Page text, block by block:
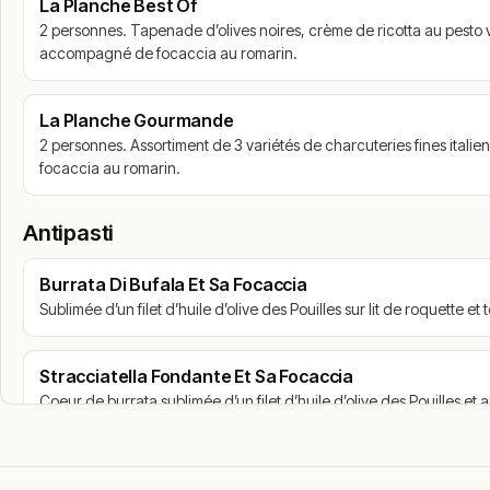
Conclusion
Les Moulins Bleus fait partie des restaurants italiens
La diversité de la carte permet de profiter aussi bien d’une
méditerranéenne.
Grâce à son emplacement privilégié et à son ambiance
repas gourmand au cœur de la ville.
!
Texte généré par intelligence artificielle, en attente de validation
Cette description peut contenir des erreurs, n'hésitez pas à nous aider
La Planche Best Of
2 personnes. Tapenade d’olives noires, crème de ricotta au
accompagné de focaccia au romarin.
La Planche Gourmande
2 personnes. Assortiment de 3 variétés de charcuteries fines
focaccia au romarin.
Antipasti
Burrata Di Bufala Et Sa Focaccia
Sublimée d’un filet d’huile d’olive des Pouilles sur lit de roquette
Stracciatella Fondante Et Sa Focaccia
Coeur de burrata sublimée d’un filet d’huile d’olive des Pouilles
Focaccia Bianca